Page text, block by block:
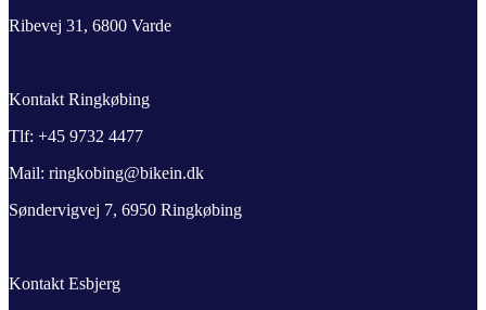
Ribevej 31, 6800 Varde
Kontakt Ringkøbing
Tlf: +45 9732 4477
Mail: ringkobing@bikein.dk
Søndervigvej 7, 6950 Ringkøbing
Kontakt Esbjerg